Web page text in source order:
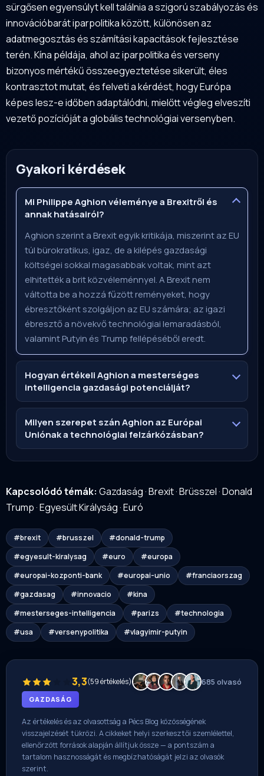
sürgősen egyensúlyt kell találnia a szigorú szabályozás és
innovációbarát iparpolitika között, különösen az
adatmegosztás és számítási kapacitások fejlesztése
terén. Kína példája, ahol az iparpolitika és verseny
bizonyos mértékű összeegyeztetése sikerült, éles
kontrasztot mutat, és felveti a kérdést, hogy Európa
képes lesz-e időben adaptálódni, mielőtt végleg elveszíti
vezető pozícióját a globális technológiai versenyben.
Gyakori kérdések
Mi Philippe Aghion véleménye a Brexitről és
annak hatásairól?
Aghion szerint a Brexit egyik kritikája, miszerint az EU
túl bürokratikus, igaz, de a kilépés gazdasági
költségei sokkal magasabbak voltak, mint azt
elhitették a brit közvéleménnyel. A Brexit nem
váltotta be a hozzá fűzött reményeket, hogy
ébresztőként szolgáljon az EU számára; az igazi
ébresztő a növekvő technológiai lemaradásból,
valamint Putyin és Trump fellépéséből eredt.
Hogyan értékeli Aghion a mesterséges
intelligencia gazdasági potenciálját?
Milyen szerepet szán Aghion az Európai
Uniónak a technológiai felzárkózásban?
Kapcsolódó témák: Gazdaság·Brexit·Brüsszel·Donald
Trump·Egyesült Királyság·Euró
#brexit #brusszel
#donald-trump
#egyesult-kiralysag
#euro
#europa
#europai-kozponti-bank
#europai-unio
#franciaorszag
#gazdasag
#innovacio
#kina
#mesterseges-intelligencia
#parizs
#technologia
#usa
#versenypolitika #vlagyimir-putyin
3,3(59 értékelés) 685 olvasó
GAZDASÁG
Az értékelés és az olvasottság a Pécs Blog közösségének
visszajelzését tükrözi. A cikkeket helyi szerkesztői szemlélettel,
ellenőrzött források alapján állítjuk össze — a pontszám a
tartalom hasznosságát és megbízhatóságát jelzi az olvasók
szerint.